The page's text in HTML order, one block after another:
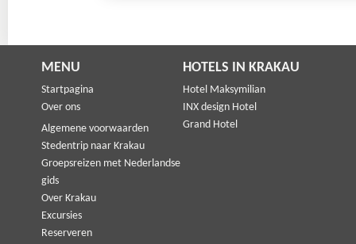
MENU
Startpagina
Over ons
Algemene voorwaarden
Stedentrip naar Krakau
Groepsreizen met Nederlandse
gids
Over Krakau
Excursies
Reserveren
HOTELS IN KRAKAU
Hotel Maksymilian
INX design Hotel
Grand Hotel